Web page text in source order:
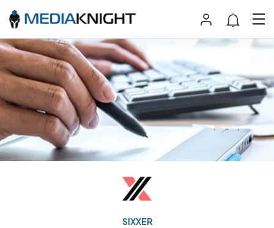
SIXXER